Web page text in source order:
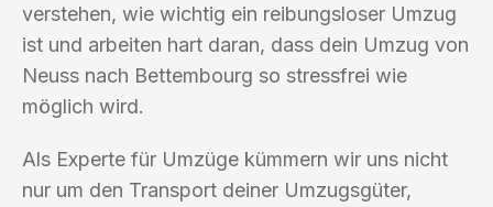
verstehen, wie wichtig ein reibungsloser Umzug
ist und arbeiten hart daran, dass dein Umzug von
Neuss nach Bettembourg so stressfrei wie
möglich wird.
Als Experte für Umzüge kümmern wir uns nicht
nur um den Transport deiner Umzugsgüter,